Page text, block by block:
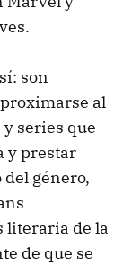
son
al
series que
y prestar
género,
literaria de la
de que se